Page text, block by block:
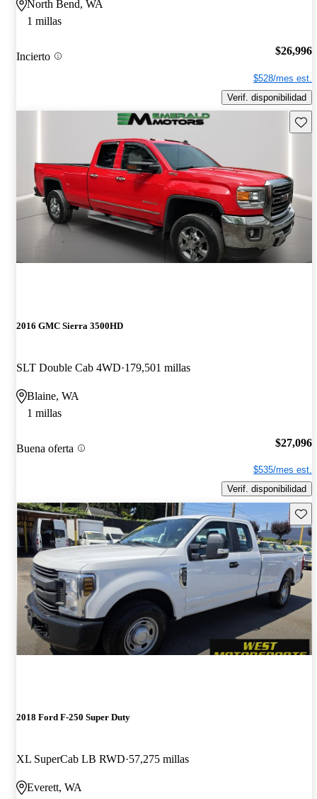
North Bend, WA
1 millas
Incierto $26,996
$528/mes est.
Verif. disponibilidad
2016 GMC Sierra 3500HD
SLT Double Cab 4WD 179,501 millas
Blaine, WA
1 millas
Buena oferta $27,096
$535/mes est.
Verif. disponibilidad
2018 Ford F-250 Super Duty
XL SuperCab LB RWD 57,275 millas
Everett, WA